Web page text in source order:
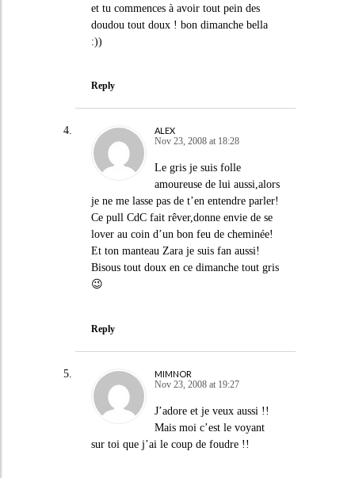
et tu commences à avoir tout pein des
doudou tout doux ! bon dimanche bella
:))
Reply
ALEX
Nov 23, 2008 at 18:28
Le gris je suis folle
amoureuse de lui aussi,alors
je ne me lasse pas de t’en entendre parler!
Ce pull CdC fait rêver,donne envie de se
lover au coin d’un bon feu de cheminée!
Et ton manteau Zara je suis fan aussi!
Bisous tout doux en ce dimanche tout gris
😉
Reply
MIMNOR
Nov 23, 2008 at 19:27
J’adore et je veux aussi !!
Mais moi c’est le voyant
sur toi que j’ai le coup de foudre !!